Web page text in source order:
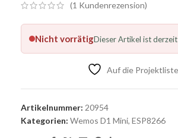
(1 Kundenrezension)
Nicht vorrätigDieser Artikel ist
Auf die Projektliste
Artikelnummer: 20954
Kategorien: Wemos D1 Mini, ESP8266